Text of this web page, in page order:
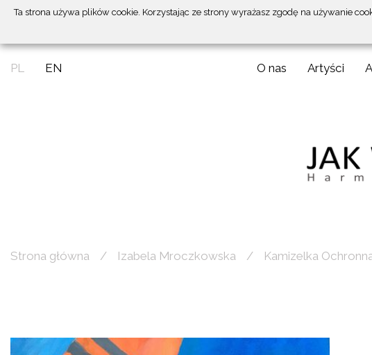
Ta strona używa plików cookie. Korzystając ze strony wyrażasz zgodę na używanie
PL EN O nas Artyści
Strona główna Izabela Mroczkowska Kamizelka